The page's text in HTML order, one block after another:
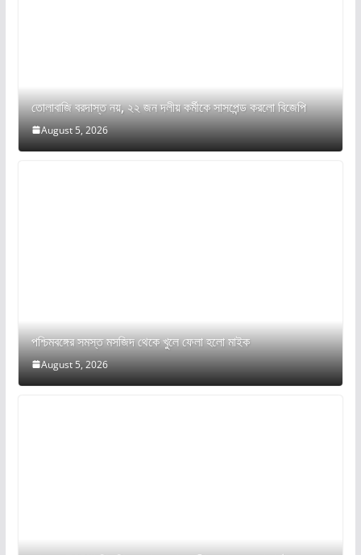
তোলাবাজি বরদাস্ত নয়, ২২ জন দলীয় কর্মীকে সাসপেন্ড করলো বিজেপি
August 5, 2026
পশ্চিমবঙ্গের সমস্ত মসজিদ থেকে খুলে ফেলা হলো মাইক
August 5, 2026